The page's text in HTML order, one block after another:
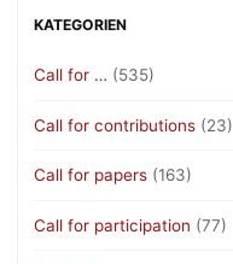
KATEGORIEN
Call for … (535)
Call for contributions (23)
Call for papers (163)
Call for participation (77)